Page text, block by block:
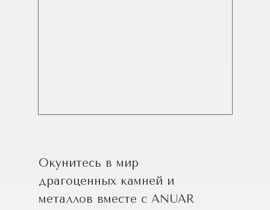
Окунитесь в мир
драгоценных камней и
металлов вместе с ANUAR